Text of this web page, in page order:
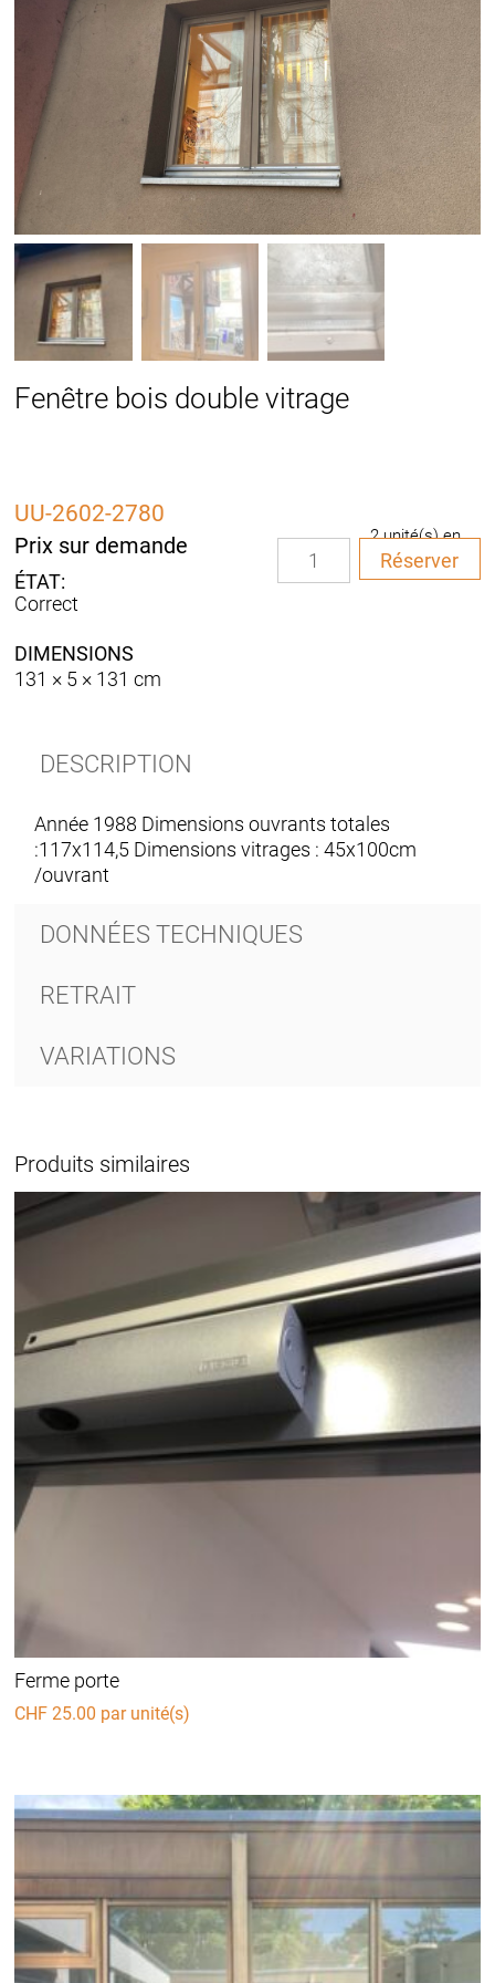
Fenêtre bois double vitrage
UU-2602-2780
2 unité(s) en
stock
Prix sur demande
Correct
DIMENSIONS
131 × 5 × 131 cm
quantité
Réserver
DESCRIPTION
Année 1988 Dimensions ouvrants totales
:117x114,5 Dimensions vitrages : 45x100cm
/ouvrant
DONNÉES TECHNIQUES
RETRAIT
VARIATIONS
Produits similaires
Ferme porte
CHF 25.00 par unité(s)